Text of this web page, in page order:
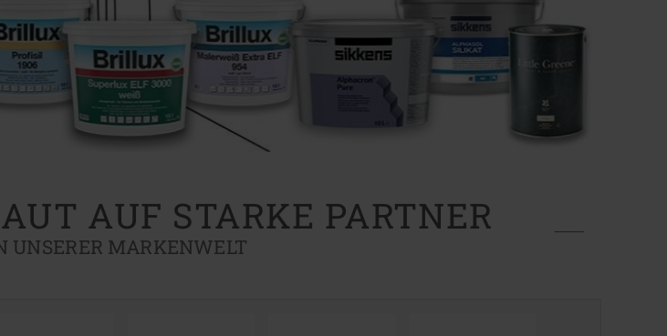
AUF STARKE PARTNER
UNSERER MARKENWELT